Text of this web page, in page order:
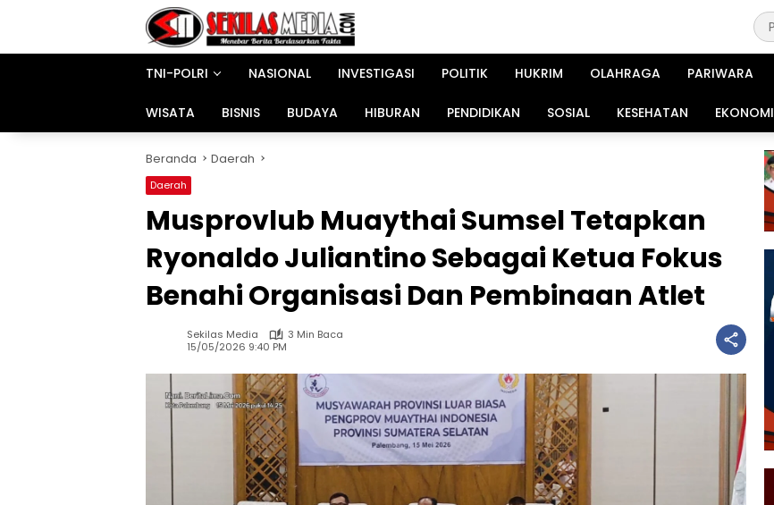
TNI-POLRI
NASIONAL INVESTIGASI POLITIK HUKRIM OLAHRAGA PARIWARA
WISATA BISNIS BUDAYA HIBURAN PENDIDIKAN SOSIAL KESEHATAN EKONOMI
Beranda Daerah
Daerah
Musprovlub Muaythai Sumsel Tetapkan
Ryonaldo Juliantino Sebagai Ketua Fokus
Benahi Organisasi Dan Pembinaan Atlet
Sekilas Media
3 Min Baca
15/05/2026 9:40 PM